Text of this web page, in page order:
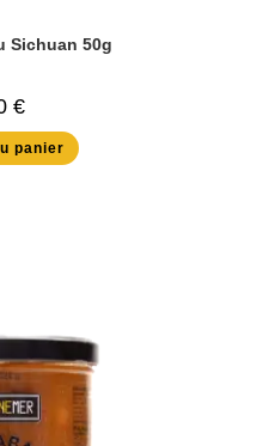
Sichuan 50g
€
panier